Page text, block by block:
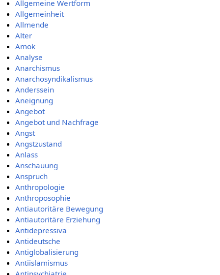
Allgemeine Wertform
Allgemeinheit
Allmende
Alter
Amok
Analyse
Anarchismus
Anarchosyndikalismus
Anderssein
Aneignung
Angebot
Angebot und Nachfrage
Angst
Angstzustand
Anlass
Anschauung
Anspruch
Anthropologie
Anthroposophie
Antiautoritäre Bewegung
Antiautoritäre Erziehung
Antidepressiva
Antideutsche
Antiglobalisierung
Antiislamismus